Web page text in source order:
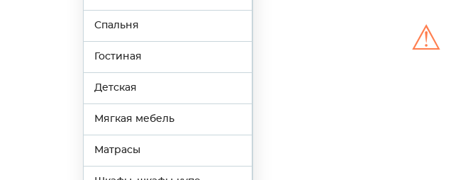
Спальня
Гостиная
Детская
Мягкая мебель
Матрасы
⚠